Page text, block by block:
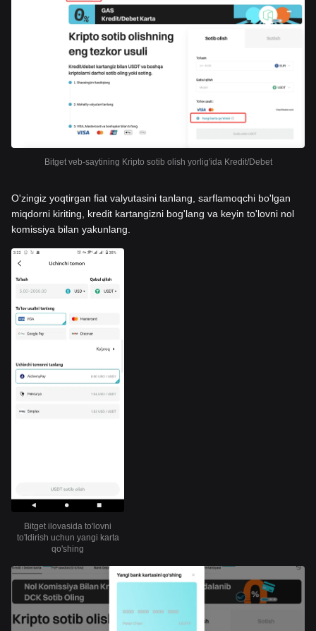
Bitget veb-saytining Kripto sotib olish yorlig'ida Kredit/Debet
O'zingiz yoqtirgan fiat valyutasini tanlang, sarflamoqchi bo'lgan
miqdorni kiriting, kredit kartangizni bog'lang va keyin to'lovni nol
komissiya bilan yakunlang.
Bitget ilovasida to'lovni
to'ldirish uchun yangi karta
qo'shing